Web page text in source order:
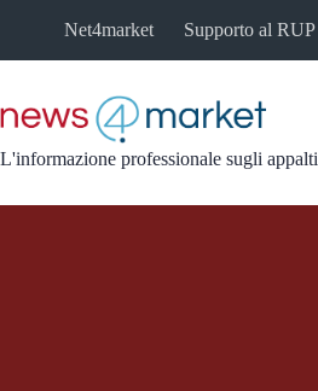
Net4market Supporto al RUP
L'informazione professionale sugli appalti